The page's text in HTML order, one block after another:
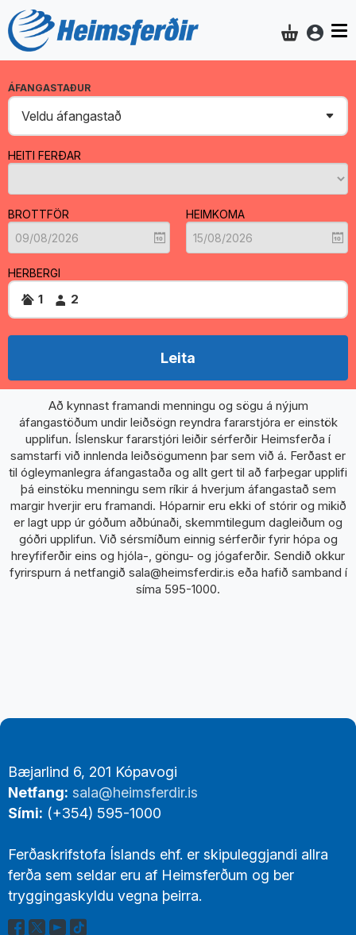
ÁFANGASTAÐUR
HEITI FERÐAR
BROTTFÖR HEIMKOMA
HERBERGI
1 2
Leita
Að kynnast framandi menningu og sögu á nýjum
áfangastöðum undir leiðsögn reyndra fararstjóra er einstök
upplifun. Íslenskur fararstjóri leiðir sérferðir Heimsferða í
samstarfi við innlenda leiðsögumenn þar sem við á. Ferðast er
til ógleymanlegra áfangastaða og allt gert til að farþegar upplifi
þá einstöku menningu sem ríkir á hverjum áfangastað sem
margir hverjir eru framandi. Hóparnir eru ekki of stórir og mikið
er lagt upp úr góðum aðbúnaði, skemmtilegum dagleiðum og
góðri upplifun. Við sérsmíðum einnig sérferðir fyrir hópa og
hreyfiferðir eins og hjóla-, göngu- og jógaferðir. Sendið okkur
fyrirspurn á netfangið sala@heimsferdir.is eða hafið samband í
síma 595-1000.
Links
Bæjarlind 6, 201 Kópavogi
Netfang: sala@heimsferdir.is
Sími: (+354) 595-1000
Ferðaskrifstofa Íslands ehf. er skipuleggjandi allra
ferða sem seldar eru af Heimsferðum og ber
tryggingaskyldu vegna þeirra.